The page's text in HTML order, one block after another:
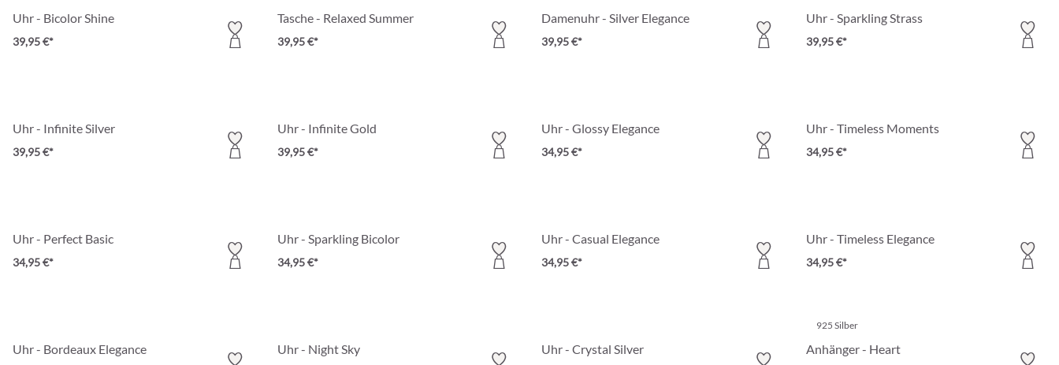
Uhr - Bicolor Shine
39,95 €*
Tasche - Relaxed Summer
39,95 €*
Damenuhr - Silver Elegance
39,95 €*
Uhr - Sparkling Strass
39,95 €*
Uhr - Infinite Silver
39,95 €*
Uhr - Infinite Gold
39,95 €*
Uhr - Glossy Elegance
34,95 €*
Uhr - Timeless Moments
34,95 €*
Uhr - Perfect Basic
34,95 €*
Uhr - Sparkling Bicolor
34,95 €*
Uhr - Casual Elegance
34,95 €*
Uhr - Timeless Elegance
34,95 €*
Uhr - Bordeaux Elegance Uhr - Night Sky Uhr - Crystal Silver
925 Silber
Anhänger - Heart